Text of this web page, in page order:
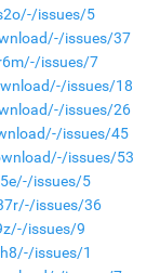
issues/5
issues/37
issues/7
issues/18
issues/26
issues/45
issues/53
issues/5
issues/36
issues/9
issues/1